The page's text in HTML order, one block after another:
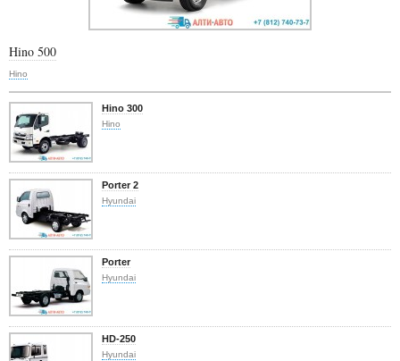
Hino 500
Hino
Hino 300
Hino
Porter 2
Hyundai
Porter
Hyundai
HD-250
Hyundai